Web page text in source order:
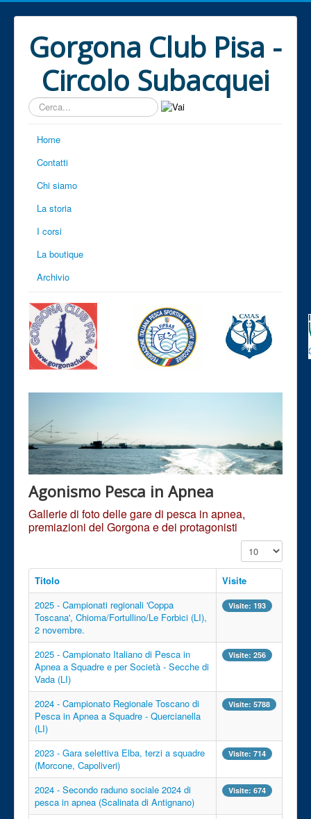
Gorgona Club Pisa -
Circolo Subacquei
Cerca...
Home
Contatti
Chi siamo
La storia
I corsi
La boutique
Archivio
Agonismo Pesca in Apnea
Gallerie di foto delle gare di pesca in apnea,
premiazioni del Gorgona e dei protagonisti
Visualizza n.
Titolo
Visite
2025 - Campionati regionali 'Coppa
Toscana', Chioma/Fortullino/Le Forbici (LI),
2 novembre.
Visite: 193
2025 - Campionato Italiano di Pesca in
Apnea a Squadre e per Società - Secche di
Vada (LI)
Visite: 256
2024 - Campionato Regionale Toscano di
Pesca in Apnea a Squadre - Quercianella
(LI)
Visite: 5788
2023 - Gara selettiva Elba, terzi a squadre
(Morcone, Capoliveri)
Visite: 714
2024 - Secondo raduno sociale 2024 di
pesca in apnea (Scalinata di Antignano)
Visite: 674